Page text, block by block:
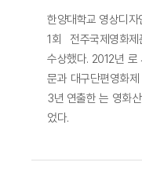
한양대학교 영상디자
1회 전주국제영화제
수상했다. 2012년 로
문과 대구단편영화
3년 연출한 는 영화
었다.